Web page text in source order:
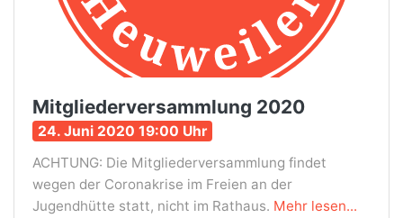
Mitgliederversammlung 2020
24. Juni 2020 19:00 Uhr
ACHTUNG: Die Mitgliederversammlung findet
wegen der Coronakrise im Freien an der
Jugendhütte statt, nicht im Rathaus. Mehr lesen...